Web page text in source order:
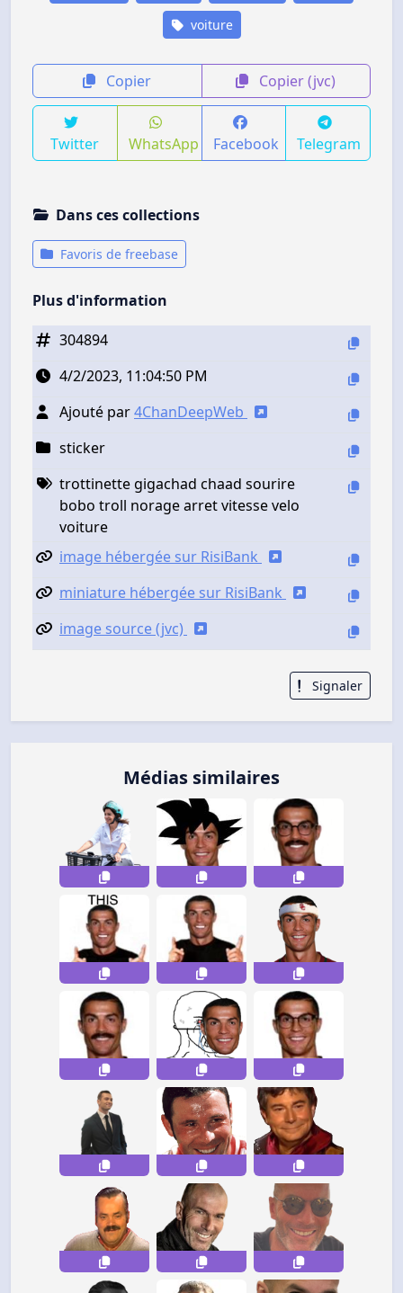
voiture
Copier Copier (jvc)
Twitter WhatsApp Facebook Telegram
Dans ces collections
Favoris de freebase
Plus d'information
304894
4/2/2023, 11:04:50 PM
Ajouté par4ChanDeepWeb
sticker
trottinette gigachad chaad sourire
bobo troll norage arret vitesse velo
voiture
image hébergée sur RisiBank
miniature hébergée sur RisiBank
image source (jvc)
Signaler
Médias similaires